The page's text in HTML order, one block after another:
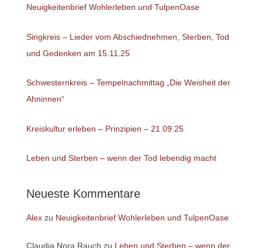
Neuigkeitenbrief Wohlerleben und TulpenOase
Singkreis – Lieder vom Abschiednehmen, Sterben, Tod
und Gedenken am 15.11.25
Schwesternkreis – Tempelnachmittag „Die Weisheit der
Ahninnen“
Kreiskultur erleben – Prinzipien – 21.09.25
Leben und Sterben – wenn der Tod lebendig macht
Neueste Kommentare
Alexzu Neuigkeitenbrief Wohlerleben und TulpenOase
Claudia Nora Rauch zu Leben und Sterben – wenn der